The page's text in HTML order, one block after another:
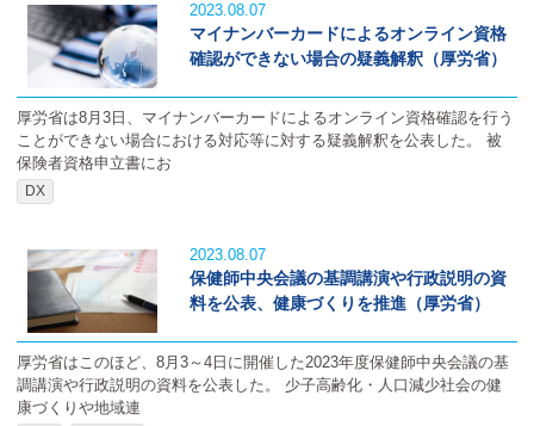
2023.08.07
マイナンバーカードによるオンライン資格
確認ができない場合の疑義解釈（厚労省）
厚労省は8月3日、マイナンバーカードによるオンライン資格確認を行う
ことができない場合における対応等に対する疑義解釈を公表した。 被
保険者資格申立書にお
DX
2023.08.07
保健師中央会議の基調講演や行政説明の資
料を公表、健康づくりを推進（厚労省）
厚労省はこのほど、8月3～4日に開催した2023年度保健師中央会議の基
調講演や行政説明の資料を公表した。 少子高齢化・人口減少社会の健
康づくりや地域連